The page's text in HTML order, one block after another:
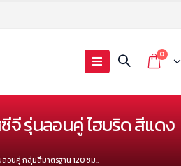
0
จี รุ่นลอนคู่ ไฮบริด สีแดง
ลอนคู่ กลุ่มสีมาตรฐาน 120 ซม.,